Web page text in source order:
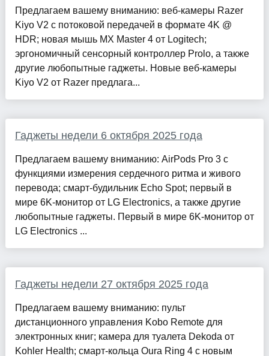
Предлагаем вашему вниманию: веб-камеры Razer
Kiyo V2 с потоковой передачей в формате 4K @
HDR; новая мышь MX Master 4 от Logitech;
эргономичный сенсорный контроллер Prolo, а также
другие любопытные гаджеты. Новые веб-камеры
Kiyo V2 от Razer предлага...
Гаджеты недели 6 октября 2025 года
Предлагаем вашему вниманию: AirPods Pro 3 с
функциями измерения сердечного ритма и живого
перевода; смарт-будильник Echo Spot; первый в
мире 6K-монитор от LG Electronics, а также другие
любопытные гаджеты. Первый в мире 6K-монитор от
LG Electronics ...
Гаджеты недели 27 октября 2025 года
Предлагаем вашему вниманию: пульт
дистанционного управления Kobo Remote для
электронных книг; камера для туалета Dekoda от
Kohler Health; смарт-кольца Oura Ring 4 с новым